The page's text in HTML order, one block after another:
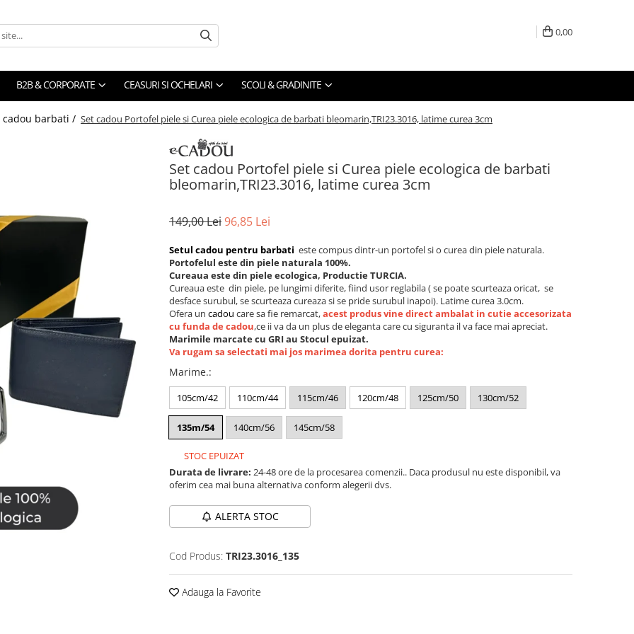
0,00
B2B & CORPORATE CEASURI SI OCHELARI SCOLI & GRADINITE
cadou barbati / Set cadou Portofel piele si Curea piele ecologica de barbati bleomarin,TRI23.3016, latime curea 3cm
Set cadou Portofel piele si Curea piele ecologica de barbati
bleomarin,TRI23.3016, latime curea 3cm
149,00 Lei96,85 Lei
Setul cadou pentru barbati este compus dintr-un portofel si o curea din piele naturala.
Portofelul este din piele naturala 100%.
Cureaua este din piele ecologica, Productie TURCIA.
Cureaua este din piele, pe lungimi diferite, fiind usor reglabila ( se poate scurteaza oricat, se
desface surubul, se scurteaza cureaza si se pride surubul inapoi). Latime curea 3.0cm.
Ofera un cadou care sa fie remarcat,acest produs vine direct ambalat in cutie accesorizata
cu funda de cadou,ce ii va da un plus de eleganta care cu siguranta il va face mai apreciat.
Marimile marcate cu GRI au Stocul epuizat.
Va rugam sa selectati mai jos marimea dorita pentru curea:
Marime.:
105cm/42 110cm/44 115cm/46 120cm/48 125cm/50 130cm/52
135m/54 140cm/56 145cm/58
STOC EPUIZAT
Durata de livrare: 24-48 ore de la procesarea comenzii.. Daca produsul nu este disponibil, va
oferim cea mai buna alternativa conform alegerii dvs.
ALERTA STOC
Cod Produs: TRI23.3016_135
Adauga la Favorite